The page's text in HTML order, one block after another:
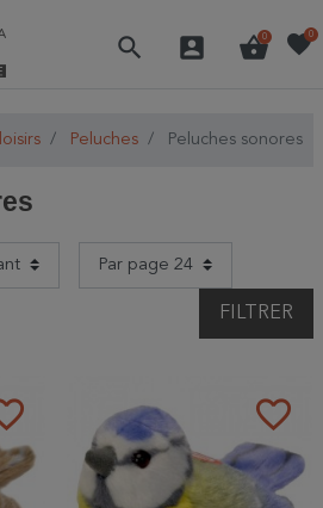
search account_box shopping_basket
0 favorite0
Peluches Peluches sonores
FILTRER
favorite_border